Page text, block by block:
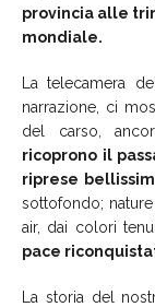
provincia alle
mondiale.
La telecamera
narrazione, ci
del carso,
ricoprono il
riprese
sottofondo;
air, dai colori
pace
La storia del